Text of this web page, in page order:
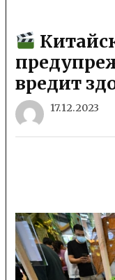
вредит
17.12.2023